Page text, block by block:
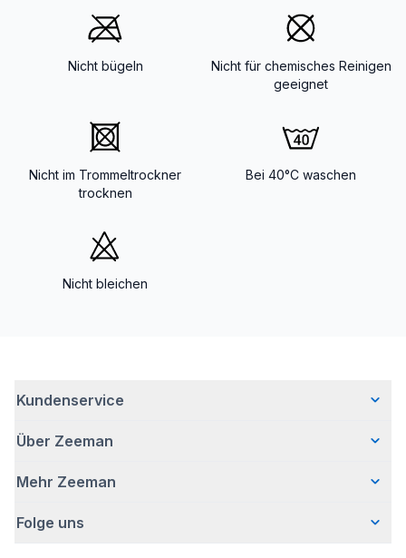
Nicht bügeln
Nicht für chemisches Reinigen
geeignet
Nicht im Trommeltrockner
trocknen
Bei 40°C waschen
Nicht bleichen
Kundenservice
Häufig gestellte Fragen
Lieferung
Retouren
Über Zeeman
Wer wir sind
Verantwortungsvoll Geschäfte machen
Mehr Zeeman
Presse
Folge uns